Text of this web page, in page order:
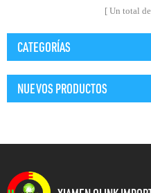
Un total de
CATEGORÍAS
NUEVOS PRODUCTOS